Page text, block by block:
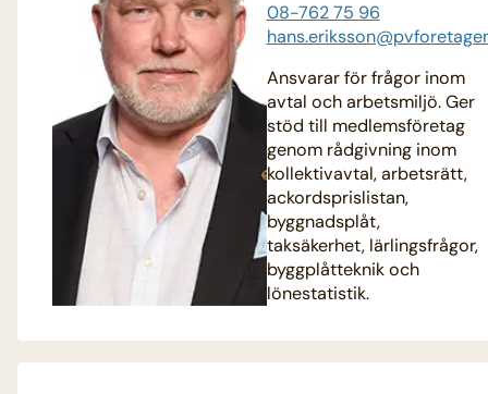
08-762 75 96
Ansvarar för frågor inom
avtal och arbetsmiljö. Ger
stöd till medlemsföretag
genom rådgivning inom
kollektivavtal, arbetsrätt,
ackordsprislistan,
byggnadsplåt,
taksäkerhet, lärlingsfrågor,
byggplåtteknik och
lönestatistik.